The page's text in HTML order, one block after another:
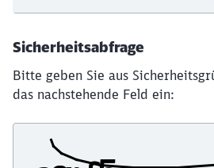
Sicherheitsabfrage
Bitte geben Sie aus
das nachstehende Feld ein: